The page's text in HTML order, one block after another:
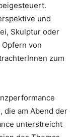
und
Skulptur oder
von
zum
die am Abend der
unterstreicht